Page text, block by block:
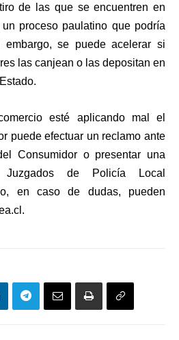
de las que se encuentren en
proceso paulatino que podría
se puede acelerar si
las canjean o las depositan en
esté aplicando mal el
puede efectuar un reclamo ante
Consumidor o presentar una
de Policía Local
en caso de dudas, pueden